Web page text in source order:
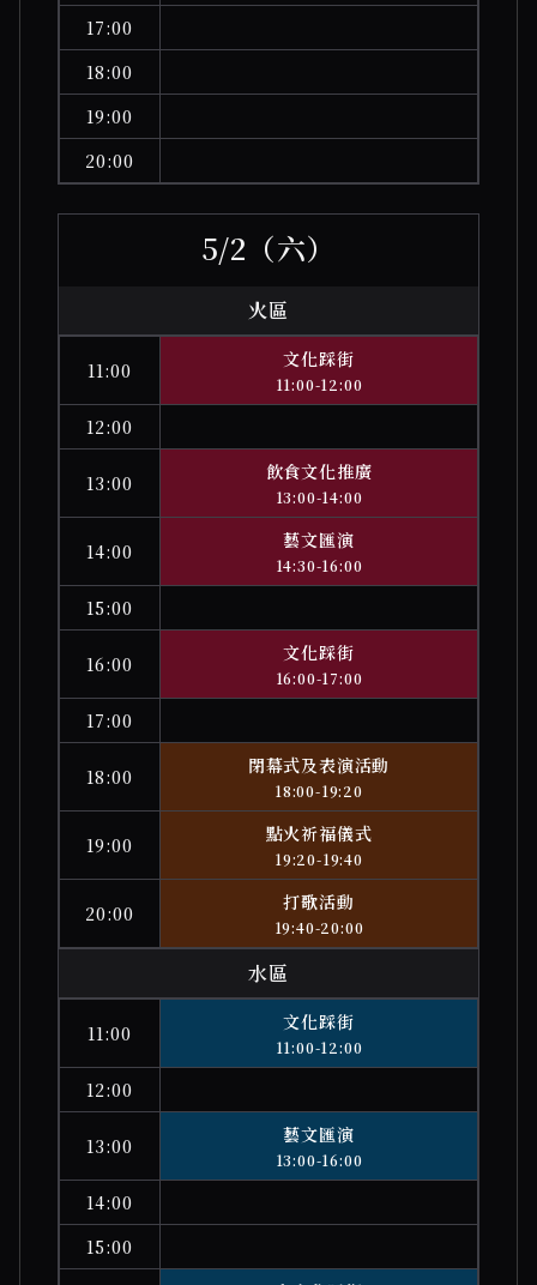
17:00
18:00
19:00
20:00
5/2（六）
火區
11:00 文化踩街
11:00-12:00
12:00
13:00 飲食文化推廣
13:00-14:00
14:00 藝文匯演
14:30-16:00
15:00
16:00 文化踩街
16:00-17:00
17:00
18:00 閉幕式及表演活動
18:00-19:20
19:00 點火祈福儀式
19:20-19:40
20:00 打歌活動
19:40-20:00
水區
11:00 文化踩街
11:00-12:00
12:00
13:00 藝文匯演
13:00-16:00
14:00
15:00